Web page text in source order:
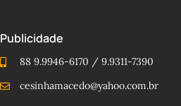
Publicidade
88 9.9946-6170 / 9.9311-7390
cesinhamacedo@yahoo.com.br